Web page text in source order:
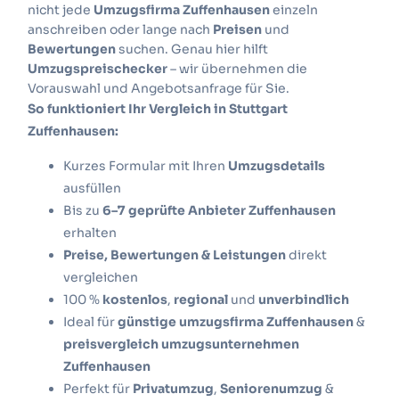
nicht jede Umzugsfirma Zuffenhauseneinzeln
anschreiben oder lange nach Preisen und
Bewertungensuchen. Genau hier hilft
Umzugspreischecker– wir übernehmen die
Vorauswahl und Angebotsanfrage für Sie.
So funktioniert Ihr Vergleich in Stuttgart
Zuffenhausen:
Kurzes Formular mit Ihren Umzugsdetails
ausfüllen
Bis zu6–7 geprüfte Anbieter Zuffenhausen
erhalten
Preise, Bewertungen & Leistungendirekt
vergleichen
100 % kostenlos, regional undunverbindlich
Ideal fürgünstige umzugsfirma Zuffenhausen&
preisvergleich umzugsunternehmen
Zuffenhausen
Perfekt für Privatumzug,Seniorenumzug &